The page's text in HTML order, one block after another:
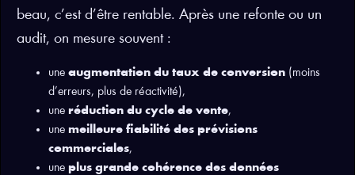
beau, c’est d’être rentable. Après une refonte ou un
audit, on mesure souvent :
une augmentation du taux de conversion (moins
d’erreurs, plus de réactivité),
une réduction du cycle de vente,
une meilleure fiabilité des prévisions
commerciales,
une plus grande cohérence des données